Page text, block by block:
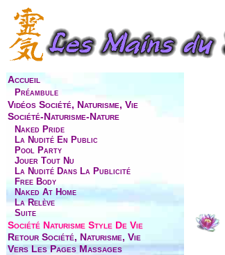
Accueil
Préambule
Vidéos Société, Naturisme, Vie
Société-Naturisme-Nature
Naked Pride
La Nudité En Public
Pool Party
Jouer Tout Nu
La Nudité Dans La Publicité
Free Body
Naked At Home
La Relève
Suite
Société Naturisme Style De Vie
Retour Société, Naturisme, Vie
Vers Les Pages Massages